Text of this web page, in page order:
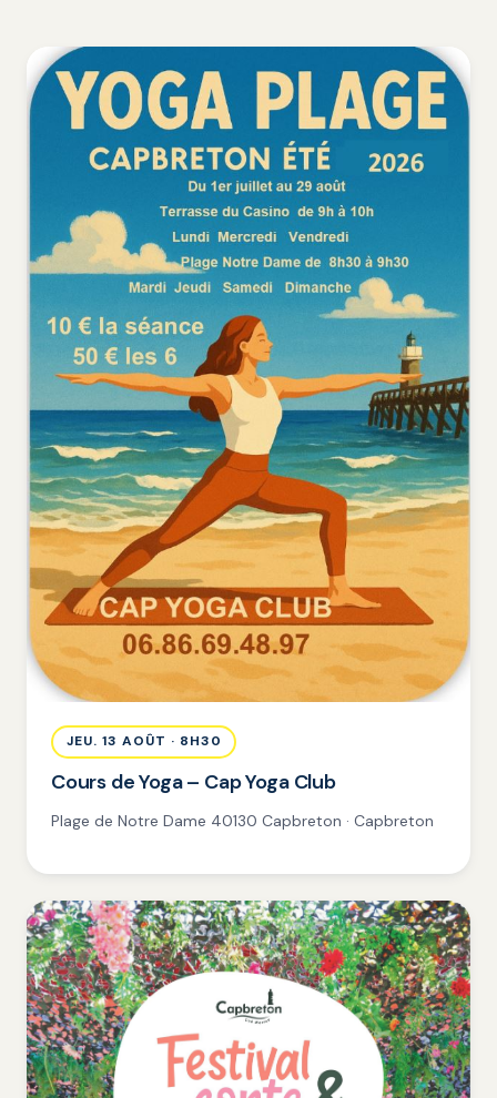
JEU. 13 AOÛT · 8H30
Cours de Yoga – Cap Yoga Club
Plage de Notre Dame 40130 Capbreton · Capbreton